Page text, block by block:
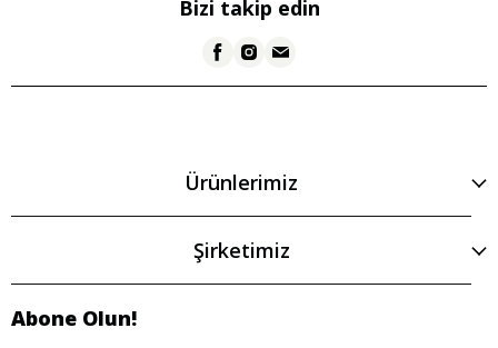
Bizi takip edin
Ürünlerimiz
Şirketimiz
Abone Olun!